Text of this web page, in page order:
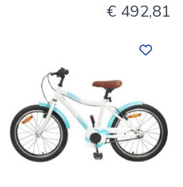
€ 492,81